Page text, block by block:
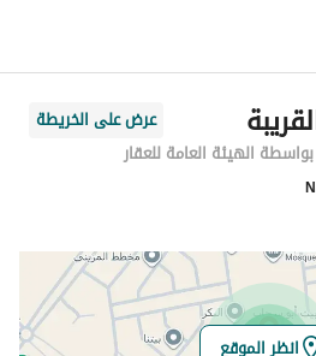
8055
24.520056970983468
46.75497080221008
عرض على الخريطة
الهيئة العامة للعقار
انظر الموقع